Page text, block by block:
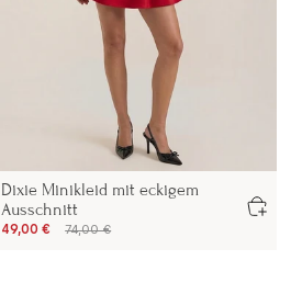
Dixie Minikleid mit eckigem
Ausschnitt
49,00 € 74,00 €